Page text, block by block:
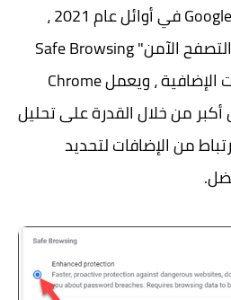
Browsing في Google Chrome في أوائل عام 2021 ،
وهو يعتمد على ميزة "التصفح الآمن" Safe Browsing
مع عدد قليل من الميزات الإضافية ، ويعمل Chrome
أكبر من خلال القدرة على تحليل
من الإضافات لتحديد